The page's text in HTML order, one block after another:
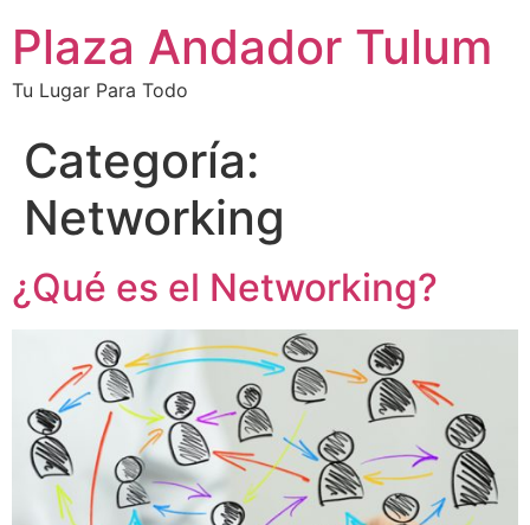
Plaza Andador Tulum
Tu Lugar Para Todo
Categoría:
Networking
¿Qué es el Networking?